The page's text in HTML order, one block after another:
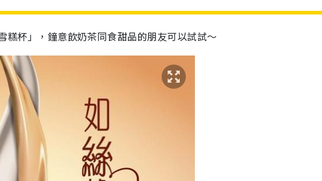
杯」，鐘意飲奶茶同食甜品的朋友可以試試～